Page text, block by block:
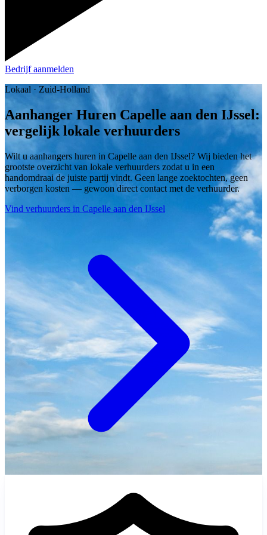
Bedrijf aanmelden
Lokaal · Zuid-Holland
Aanhanger Huren Capelle aan den IJssel:
vergelijk lokale verhuurders
Wilt u aanhangers huren in Capelle aan den IJssel? Wij bieden het
grootste overzicht van lokale verhuurders zodat u in een
handomdraai de juiste partij vindt. Geen lange zoektochten, geen
verborgen kosten — gewoon direct contact met de verhuurder.
Vind verhuurders in Capelle aan den IJssel